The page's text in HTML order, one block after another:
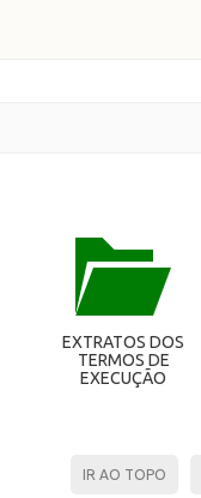
EXTRATOS DOS
TERMOS DE
EXECUÇÃO
IR AO TOPO